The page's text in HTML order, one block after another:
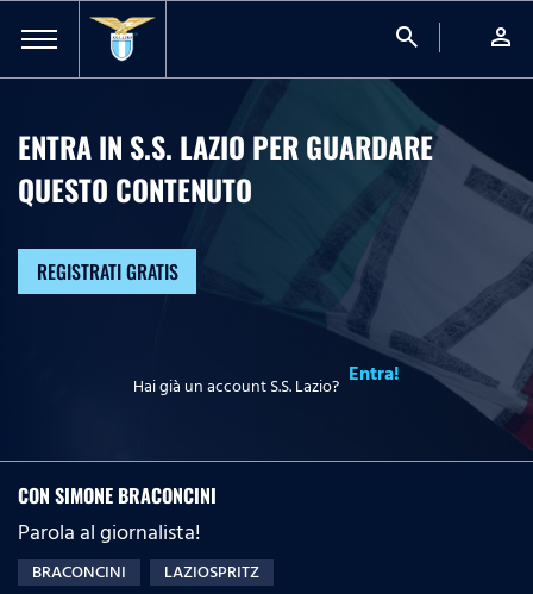
search person
ENTRA IN S.S. LAZIO PER GUARDARE
QUESTO CONTENUTO
REGISTRATI GRATIS
Hai già un account S.S. Lazio? Entra!
CON SIMONE BRACONCINI
Parola al giornalista!
BRACONCINI LAZIOSPRITZ